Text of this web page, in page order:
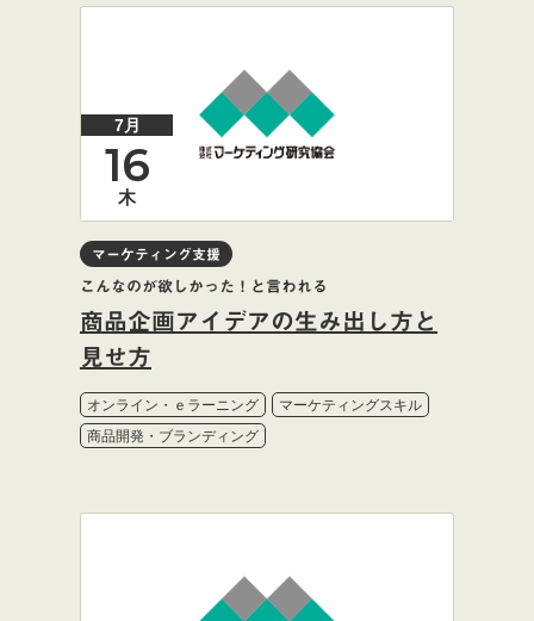
7月
16
木
マーケティング支援
こんなのが欲しかった！と言われる
商品企画アイデアの生み出し方と
見せ方
オンライン・ｅラーニング
マーケティングスキル
商品開発・ブランディング